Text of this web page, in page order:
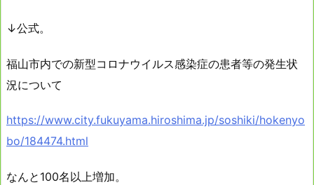
↓公式。
福山市内での新型コロナウイルス感染症の患者等の発生状
況について
https://www.city.fukuyama.hiroshima.jp/soshiki/hokenyo
bo/184474.html
なんと100名以上増加。